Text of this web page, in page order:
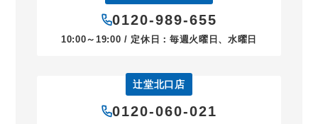
0120-989-655
10:00～19:00 / 定休日：毎週火曜日、水曜日
辻堂北口店
0120-060-021